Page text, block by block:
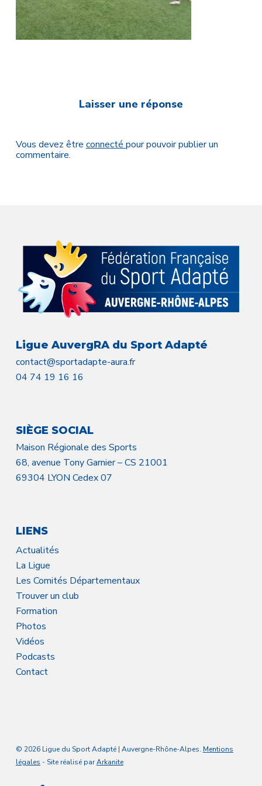
Laisser une réponse
Vous devez être connecté pour pouvoir publier un
commentaire.
Ligue AuvergRA du Sport Adapté
contact@sportadapte-aura.fr
04 74 19 16 16
SIÈGE SOCIAL
Maison Régionale des Sports
68, avenue Tony Garnier – CS 21001
69304 LYON Cedex 07
LIENS
Actualités
La Ligue
Les Comités Départementaux
Trouver un club
Formation
Photos
Vidéos
Podcasts
Contact
© 2026 Ligue du Sport Adapté | Auvergne-Rhône-Alpes. Mentions
légales - Site réalisé parArkanite